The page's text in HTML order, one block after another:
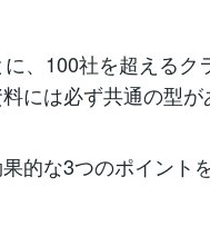
、100社を超えるク
には必ず共通の型が
的な3つのポイント